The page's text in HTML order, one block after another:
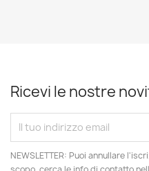
Ricevi le nostre
NEWSLETTER: Puoi annullare